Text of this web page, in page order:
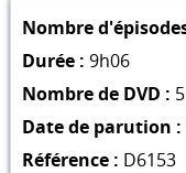
Nombre
Durée : 9h06
Nombre de DVD : 5
Date de parution :
Référence : D6153